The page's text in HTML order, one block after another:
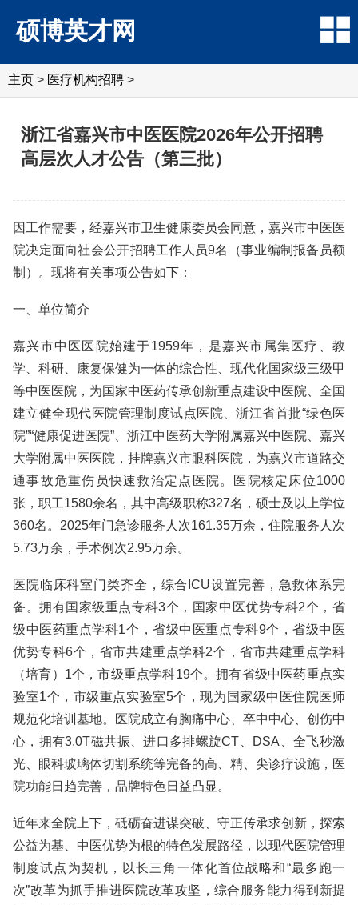
硕博英才网
主页 > 医疗机构招聘 >
浙江省嘉兴市中医医院2026年公开招聘
高层次人才公告（第三批）
因工作需要，经嘉兴市卫生健康委员会同意，嘉兴市中医医
院决定面向社会公开招聘工作人员9名（事业编制报备员额
制）。现将有关事项公告如下：
一、单位简介
嘉兴市中医医院始建于1959年，是嘉兴市属集医疗、教
学、科研、康复保健为一体的综合性、现代化国家级三级甲
等中医医院，为国家中医药传承创新重点建设中医院、全国
建立健全现代医院管理制度试点医院、浙江省首批“绿色医
院”“健康促进医院”、浙江中医药大学附属嘉兴中医院、嘉兴
大学附属中医医院，挂牌嘉兴市眼科医院，为嘉兴市道路交
通事故危重伤员快速救治定点医院。医院核定床位1000
张，职工1580余名，其中高级职称327名，硕士及以上学位
360名。2025年门急诊服务人次161.35万余，住院服务人次
5.73万余，手术例次2.95万余。
医院临床科室门类齐全，综合ICU设置完善，急救体系完
备。拥有国家级重点专科3个，国家中医优势专科2个，省
级中医药重点学科1个，省级中医重点专科9个，省级中医
优势专科6个，省市共建重点学科2个，省市共建重点学科
（培育）1个，市级重点学科19个。拥有省级中医药重点实
验室1个，市级重点实验室5个，现为国家级中医住院医师
规范化培训基地。医院成立有胸痛中心、卒中中心、创伤中
心，拥有3.0T磁共振、进口多排螺旋CT、DSA、全飞秒激
光、眼科玻璃体切割系统等完备的高、精、尖诊疗设施，医
院功能日趋完善，品牌特色日益凸显。
近年来全院上下，砥砺奋进谋突破、守正传承求创新，探索
公益为基、中医优势为根的特色发展路径，以现代医院管理
制度试点为契机，以长三角一体化首位战略和“最多跑一
次”改革为抓手推进医院改革攻坚，综合服务能力得到新提